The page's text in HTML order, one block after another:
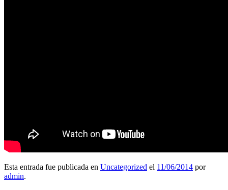
Esta entrada fue publicada en Uncategorized el 11/06/2014 por
admin.